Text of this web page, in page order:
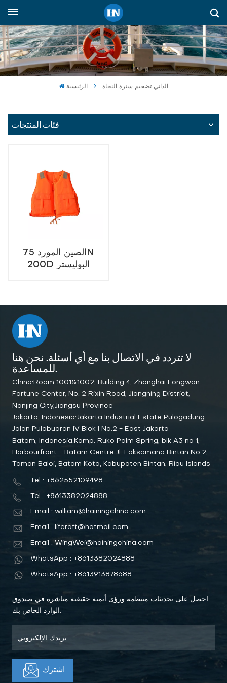
العربية
English
русский
الرئيسية الذاتي تضخيم سترة النجاة
فئات المنتجات
الصين المورد 75N
200D البوليستر
لا تتردد في الاتصال بنا مع أي أسئلة. نحن هنا
للمساعدة.
China:Room 1001&1002, Building 4, Zhonghai Longwan
Fortune Center, No. 2 Rixin Road, Jiangning District,
Nanjing City,Jiangsu Province
Jakarta, Indonesia:Jakarta Industrial Estate Pulogadung
Jalan Pulobuaran IV Blok I No.2 - East Jakarta
Batam, Indonesia:Komp. Ruko Palm Spring, blk A3 no 1,
Harbourfront - Batam Centre Jl. Laksamana Bintan No.2,
Taman Baloi, Batam Kota, Kabupaten Bintan, Riau Islands
Tel : +862552109498
Tel : +8613382024888
Email : william@hainingchina.com
Email : liferaft@hotmail.com
Email : WingWei@hainingchina.com
WhatsApp : +8613382024888
WhatsApp : +8613913878688
احصل على تحديثات منتظمة ورؤى أتمتة حقيقية مباشرة في صندوق
الوارد الخاص بك.